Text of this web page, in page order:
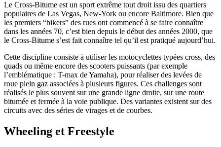
Le Cross-Bitume est un sport extrême tout droit issu des quartiers
populaires de Las Vegas, New-York ou encore Baltimore. Bien que
les premiers “bikers” des rues ont commencé à se faire connaître
dans les années 70, c’est bien depuis le début des années 2000, que
le Cross-Bitume s’est fait connaître tel qu’il est pratiqué aujourd’hui.
Cette discipline consiste à utiliser les motocyclettes typées cross, des
quads ou même encore des scooters puissants (par exemple
l’emblématique : T-max de Yamaha), pour réaliser des levées de
roue plein gaz associées à plusieurs figures. Ces challenges sont
réalisés le plus souvent sur une grande ligne droite, sur une route
bitumée et fermée à la voie publique. Des variantes existent sur des
circuits avec des séries de virages et de courbes.
Wheeling et Freestyle